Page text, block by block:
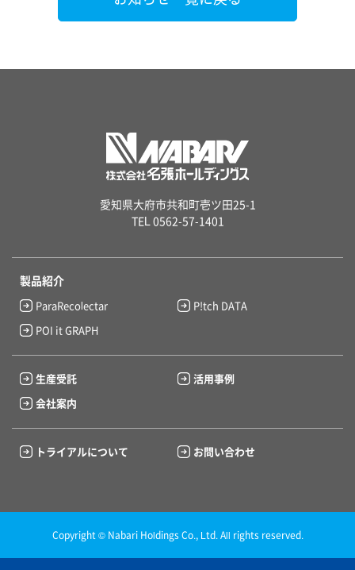
愛知県大府市共和町壱ツ田25-1
TEL 0562-57-1401
製品紹介
ParaRecolectar
P!tch DATA
POI it GRAPH
生産受託 活用事例
会社案内
トライアルについて お問い合わせ
Copyright © Nabari Holdings Co., Ltd. All rights reserved.